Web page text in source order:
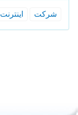
شركت اینترنت